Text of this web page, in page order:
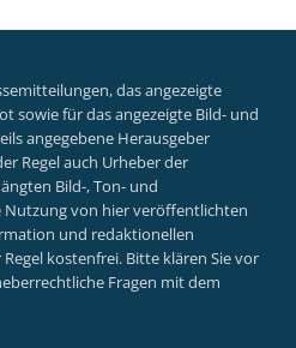
das angezeigte
sowie für das angezeigte Bild- und
angegebene Herausgeber
Regel auch Urheber der
Bild-, Ton- und
von hier veröffentlichten
und redaktionellen
kostenfrei. Bitte klären Sie vor
Fragen mit dem